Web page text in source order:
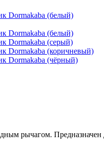
рычагом.